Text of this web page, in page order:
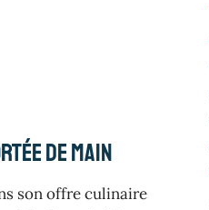
de main
son offre culinaire